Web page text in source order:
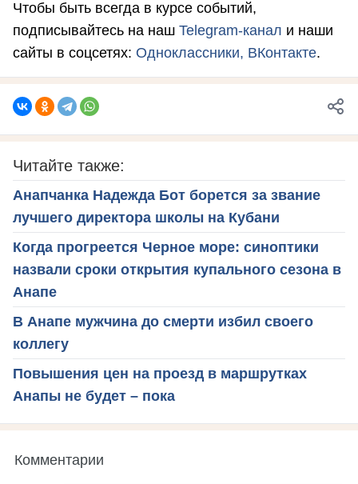
Чтобы быть всегда в курсе событий,
подписывайтесь на наш Telegram-канал и наши
сайты в соцсетях: Одноклассники, ВКонтакте.
Читайте также:
Анапчанка Надежда Бот борется за звание
лучшего директора школы на Кубани
Когда прогреется Черное море: синоптики
назвали сроки открытия купального сезона в
Анапе
В Анапе мужчина до смерти избил своего
коллегу
Повышения цен на проезд в маршрутках
Анапы не будет – пока
Комментарии